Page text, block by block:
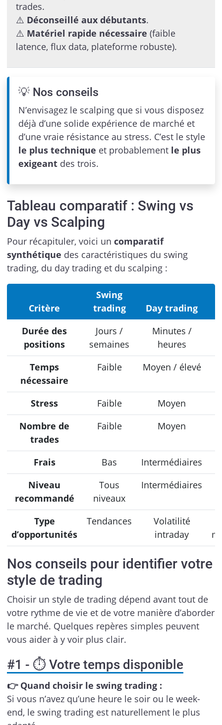
trades.
⚠️ Déconseillé aux débutants.
⚠️ Matériel rapide nécessaire (faible
latence, flux data, plateforme robuste).
💡 Nos conseils
N’envisagez le scalping que si vous disposez
déjà d’une solide expérience de marché et
d’une vraie résistance au stress. C’est le style
le plus technique et probablement le plus
exigeant des trois.
Tableau comparatif : Swing vs
Day vs Scalping
Pour récapituler, voici un comparatif
synthétique des caractéristiques du swing
trading, du day trading et du scalping :
Critère
Swing
trading
Day trading
Durée des
positions
Jours /
semaines
Minutes /
heures
Temps
nécessaire
Faible Moyen / élevé
Stress Faible
Moyen
Nombre de
trades
Faible Moyen
Frais Bas
Intermédiaires
Niveau
recommandé
Tous
niveaux
Intermédiaires
Type
d’opportunités
Tendances
Volatilité
intraday
Nos conseils pour identifier votre
style de trading
Choisir un style de trading dépend avant tout de
votre rythme de vie et de votre manière d’aborder
le marché. Quelques repères simples peuvent
vous aider à y voir plus clair.
#1 - ⏱️ Votre temps disponible
👉 Quand choisir le swing trading :
Si vous n’avez qu’une heure le soir ou le week-
end, le swing trading est naturellement le plus